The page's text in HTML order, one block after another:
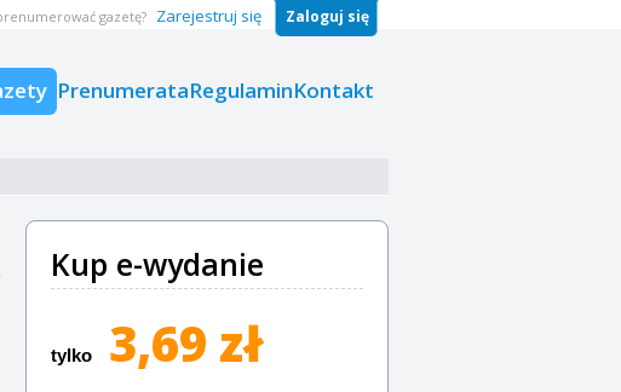
PrenumerataRegulaminKontakt
gazetę? Zarejestruj się Zaloguj się
Kup e-wydanie
tylko 3,69 zł